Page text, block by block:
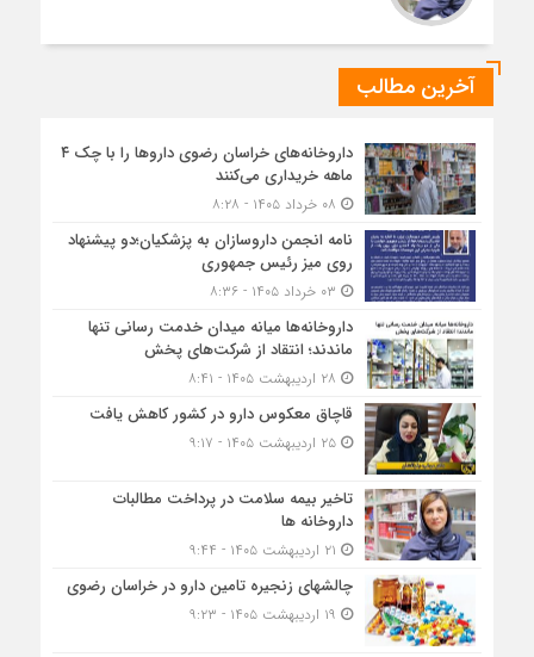
آخرین مطالب
داروخانه‌های خراسان رضوی داروها را با چک ۴
ماهه خریداری می‌کنند
نامه انجمن داروسازان به پزشکیان؛دو پیشنهاد
روی میز رئیس جمهوری
داروخانه‌ها میانه میدان خدمت رسانی تنها
ماندند؛ انتقاد از شرکت‌های پخش
قاچاق معکوس دارو در کشور کاهش یافت
۲۵ اردیبهشت ۱۴۰۵ - ۹:۱۷
تاخیر بیمه سلامت در پرداخت مطالبات
داروخانه ها
چالشهای زنجیره تامین دارو در خراسان رضوی